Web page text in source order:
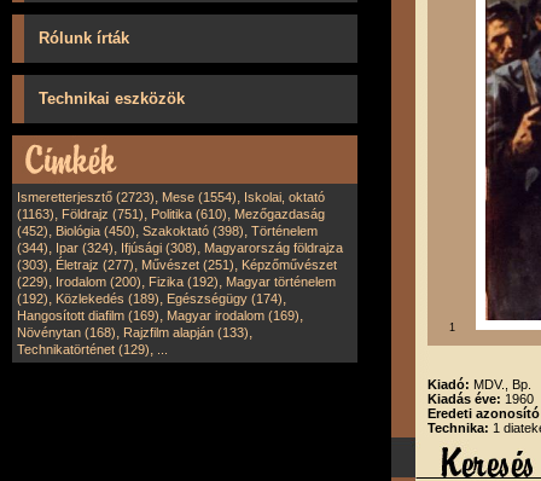
Rólunk írták
Technikai eszközök
Ismeretterjesztő (2723), Mese (1554), Iskolai, oktató
(1163), Földrajz (751), Politika (610), Mezőgazdaság
(452), Biológia (450), Szakoktató (398), Történelem
(344), Ipar (324), Ifjúsági (308), Magyarország földrajza
(303), Életrajz (277), Művészet (251), Képzőművészet
(229), Irodalom (200), Fizika (192), Magyar történelem
(192), Közlekedés (189), Egészségügy (174),
Hangosított diafilm (169), Magyar irodalom (169),
Növénytan (168), Rajzfilm alapján (133),
Technikatörténet (129),
1
Kiadó: MDV., Bp.
Kiadás éve: 1960
Eredeti
Technika: 1